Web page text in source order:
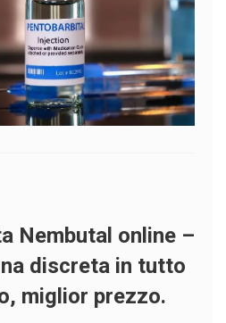
Nembutal online –
discreta in tutto
miglior prezzo.